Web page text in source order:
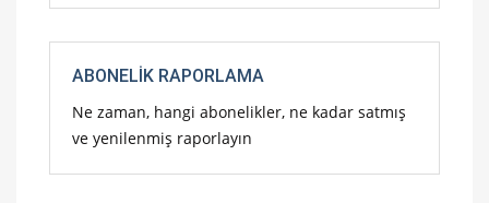
ABONELIK RAPORLAMA
Ne zaman, hangi abonelikler, ne kadar satmış
ve yenilenmiş raporlayın